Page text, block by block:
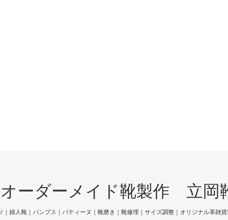
オーダーメイド靴製作 立岡
｜婦人靴｜パンプス｜パティーヌ｜靴磨き｜靴修理｜サイズ調整｜オリジナル革雑